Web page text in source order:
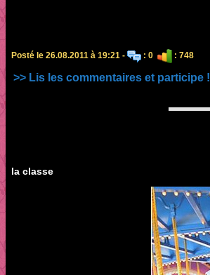
Posté le 26.08.2011 à 19:21 - : 0 : 748
>> Lis les commentaires et participe !
la classe